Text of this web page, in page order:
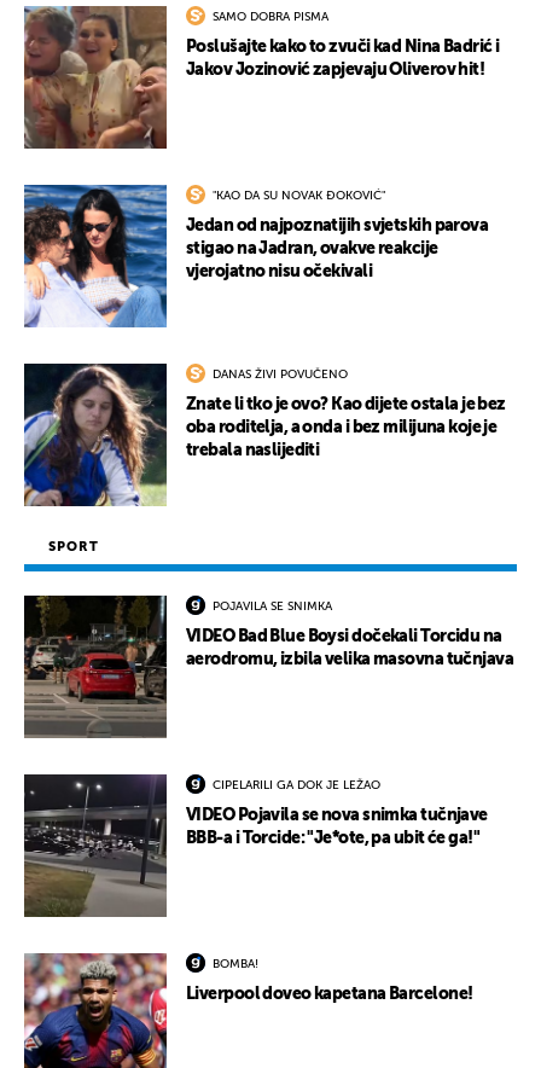
SAMO DOBRA PISMA
Poslušajte kako to zvuči kad Nina Badrić i
Jakov Jozinović zapjevaju Oliverov hit!
"KAO DA SU NOVAK ĐOKOVIĆ"
Jedan od najpoznatijih svjetskih parova
stigao na Jadran, ovakve reakcije
vjerojatno nisu očekivali
DANAS ŽIVI POVUČENO
Znate li tko je ovo? Kao dijete ostala je bez
oba roditelja, a onda i bez milijuna koje je
trebala naslijediti
SPORT
POJAVILA SE SNIMKA
VIDEO Bad Blue Boysi dočekali Torcidu na
aerodromu, izbila velika masovna tučnjava
CIPELARILI GA DOK JE LEŽAO
VIDEO Pojavila se nova snimka tučnjave
BBB-a i Torcide: "Je*ote, pa ubit će ga!"
BOMBA!
Liverpool doveo kapetana Barcelone!